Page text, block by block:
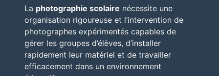
La photographie scolaire nécessite une
organisation rigoureuse et l’intervention de
photographes expérimentés capables de
gérer les groupes d’élèves, d’installer
rapidement leur matériel et de travailler
efficacement dans un environnement